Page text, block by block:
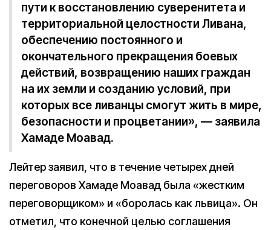
пути к восстановлению суверенитета и
территориальной целостности Ливана,
обеспечению постоянного и
окончательного прекращения боевых
действий, возвращению наших граждан
на их земли и созданию условий, при
которых все ливанцы смогут жить в мире,
безопасности и процветании», — заявила
Хамаде Моавад.
Лейтер заявил, что в течение четырех дней
переговоров Хамаде Моавад была «жестким
переговорщиком» и «боролась как львица». Он
отметил, что конечной целью соглашения